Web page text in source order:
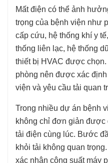
Mất điện có thể ảnh
trọng của bệnh viện như
cấp cứu, hệ thống khí y
thống liên lạc, hệ thống
thiết bị HVAC được
phòng nên được xác
viện và yêu cầu tải quan
Trong nhiều dự án bệnh
không chỉ đơn giản được
tải điện cùng lúc. Bước
khỏi tải không quan
xác nhận công suất máy